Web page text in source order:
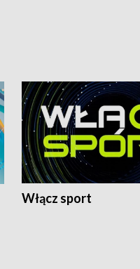
Włącz sport